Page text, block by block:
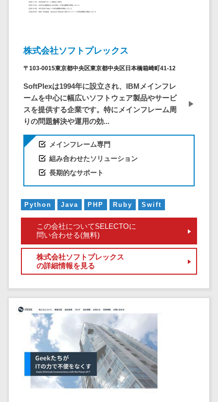
ChatGPTサービス>
マニュアル作成ツール>
物品管理システム> RPAツール>
帳票作成サービス>
物流・流通向け
車両管理システム>
商圏分析ツール>
配送管理システム>
バース予約システム>
店舗業務支援システム>
配送ルート最適化>
IT点呼サービス>
医療・介護業界向け
介護ソフト>
オンライン診療システム>
オンコール代行サービス>
訪問看護ステーション向けサービ
ス>
イル共有）
ファイル転送
サービス
文書管理シス
テム
Web電話帳
会議効率化ツ
ール
ナレッジ共有
ツール
バーチャルオ
フィスツール
ビジネスチャ
ット
デジタルサイ
ネージソフト
正ツール
グループウェ
社内SNS
Web会議シス
テム
プロジェクト
管理ツール
電子証明書サ
株式会社ソフトプレックス
〒103-0015東京都中央区東京都中央区日本橋箱崎町41-12
SoftPlexは1994年に設立され、IBMメインフレ
ームを中心に幅広いソフトウェア製品やサービ
スを提供する企業です。特にメインフレーム周
りの問題解決や運用の効...
メインフレーム専門
組み合わせたソリューション
長期的なサポート
Python Java PHP Ruby Swift
この会社についてSELECTOに
問い合わせる(無料)
株式会社ソフトプレックス
の詳細情報を見る